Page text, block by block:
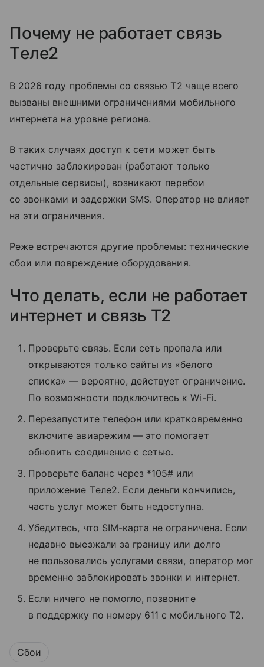
Почему не работает связь
Tеле2
В 2026 году проблемы со связью T2 чаще всего
вызваны внешними ограничениями мобильного
интернета на уровне региона.
В таких случаях доступ к сети может быть
частично заблокирован (работают только
отдельные сервисы), возникают перебои
со звонками и задержки SMS. Оператор не влияет
на эти ограничения.
Реже встречаются другие проблемы: технические
сбои или повреждение оборудования.
Что делать, если не работает
интернет и связь T2
Проверьте связь. Если сеть пропала или
открываются только сайты из «белого
списка» — вероятно, действует ограничение.
По возможности подключитесь к Wi-Fi.
Перезапустите телефон или кратковременно
включите авиарежим — это помогает
обновить соединение с сетью.
Проверьте баланс через *105# или
приложение Tеле2. Если деньги кончились,
часть услуг может быть недоступна.
Убедитесь, что SIM-карта не ограничена. Если
недавно выезжали за границу или долго
не пользовались услугами связи, оператор мог
временно заблокировать звонки и интернет.
Если ничего не помогло, позвоните
в поддержку по номеру 611 с мобильного T2.
Сбои